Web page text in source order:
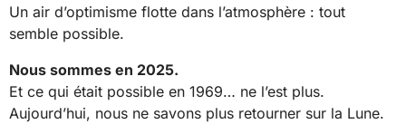
Un air d’optimisme flotte dans l’atmosphère : tout
semble possible.
Nous sommes en 2025.
Et ce qui était possible en 1969… ne l’est plus.
Aujourd’hui, nous ne savons plus retourner sur la Lune.